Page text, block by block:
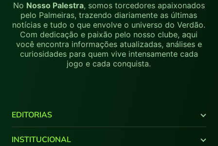
No Nosso Palestra, somos torcedores apaixonados
pelo Palmeiras, trazendo diariamente as últimas
notícias e tudo o que envolve o universo do Verdão.
Com dedicação e paixão pelo nosso clube, aqui
você encontra informações atualizadas, análises e
curiosidades para quem vive intensamente cada
jogo e cada conquista.
EDITORIAS
Últimas Notícias
INSTITUCIONAL